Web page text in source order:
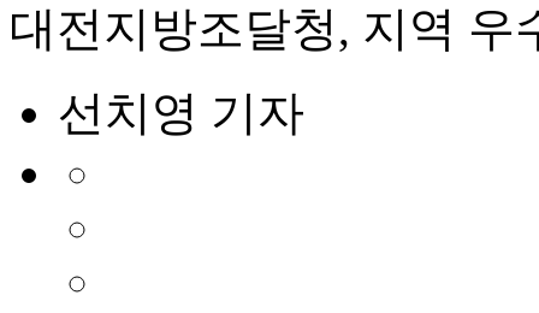
대전지방조달청, 지역 우
선치영 기자